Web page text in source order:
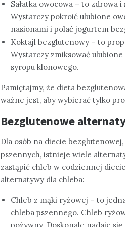
Sałatka owocowa – to zdrowa
Wystarczy pokroić ulubione
nasionami i polać jogurtem
Koktajl bezglutenowy – to
Wystarczy zmiksować
syropu klonowego.
Pamiętajmy, że dieta
ważne jest, aby wybierać tylko
Bezglutenowe
Dla osób na diecie
pszennych, istnieje wiele
zastąpić chleb w codziennej
alternatywy dla chleba:
Chleb z mąki ryżowej – to
chleba pszennego. Chleb